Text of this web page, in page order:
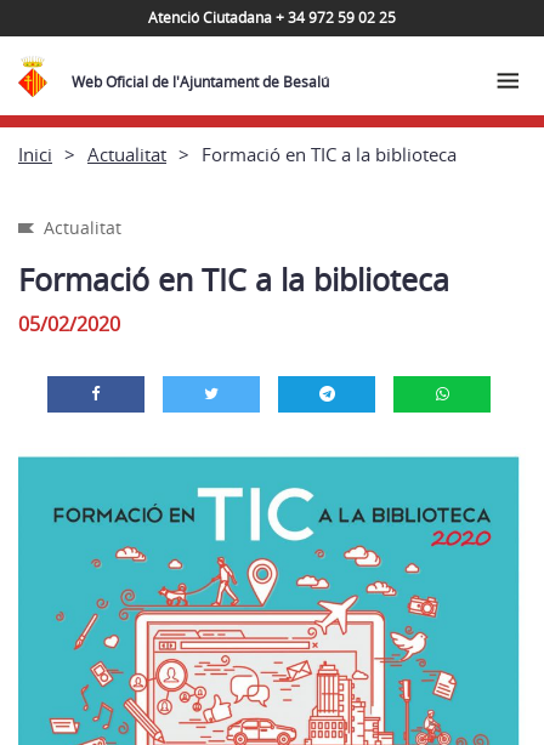
Atenció Ciutadana + 34 972 59 02 25
Web Oficial de l'Ajuntament de Besalú
Inici Actualitat Formació en TIC a la biblioteca
Actualitat
Formació en TIC a la biblioteca
05/02/2020